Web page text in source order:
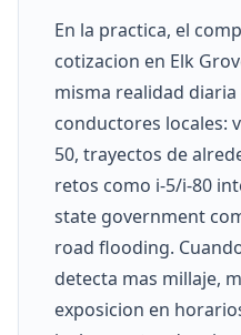
En la practica, el
cotizacion en Elk
misma realidad diaria
conductores locales:
50, trayectos de
retos como i-5/i-80
state government
road flooding.
detecta mas millaje,
exposicion en